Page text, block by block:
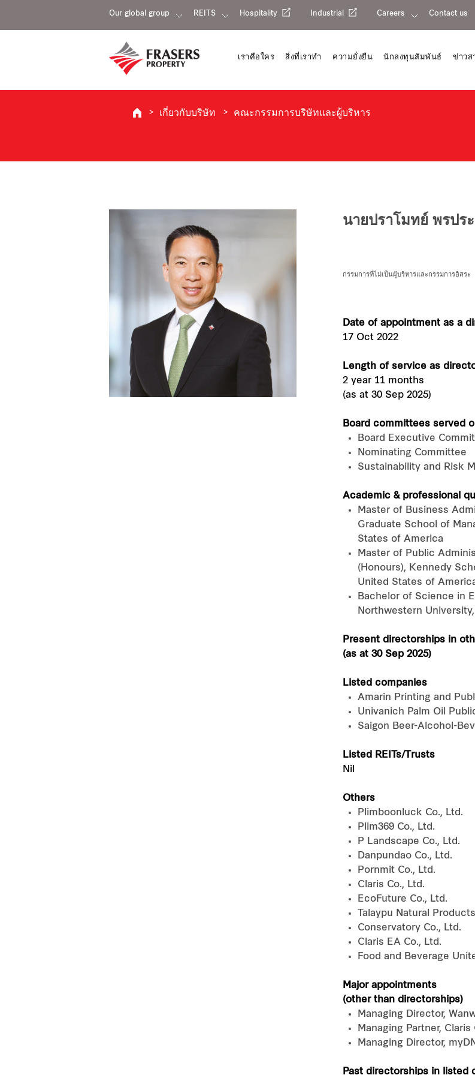
Our global group REITS Hospitality Industrial Careers Contact us
เราคือใคร สิ่งที่เราทำ ความยั่งยืน นักลงทุนสัมพันธ์ ข่าวส
เกี่ยวกับบริษัท คณะกรรมการบริษัทและผู้บริหาร
นายปราโมทย์ พรปร
กรรมการที่ไม่เป็นผู้บริหารและกรรมการอิสระ
Date of appointment as a
17 Oct 2022
Length of service as
2 year 11 months
(as at 30 Sep 2025)
Board committees served
Board Executive
Nominating Committee
Sustainability and Risk
Academic & professional
Master of Business
Graduate School of
States of America
Master of Public
(Honours), Kennedy
United States of
Bachelor of Science in
Northwestern
Present directorships in
(as at 30 Sep 2025)
Listed companies
Amarin Printing and
Univanich Palm Oil
Saigon Beer-Alcohol-
Listed REITs/Trusts
Nil
Others
Plimboonluck Co., Ltd.
Plim369 Co., Ltd.
P Landscape Co., Ltd.
Danpundao Co., Ltd.
Pornmit Co., Ltd.
Claris Co., Ltd.
EcoFuture Co., Ltd.
Talaypu Natural
Conservatory Co., Ltd.
Claris EA Co., Ltd.
Food and Beverage
Major appointments
(other than directorships)
Managing Director,
Managing Partner, Claris
Managing Director,
Past directorships in listed